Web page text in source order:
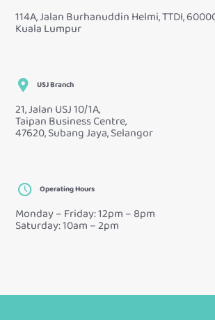
114A, Jalan Burhanuddin Helmi, TTDI,
Kuala Lumpur
USJ Branch
21, Jalan USJ 10/1A,
Taipan Business Centre,
47620, Subang Jaya, Selangor
Operating Hours
Monday – Friday: 12pm – 8pm
Saturday: 10am – 2pm